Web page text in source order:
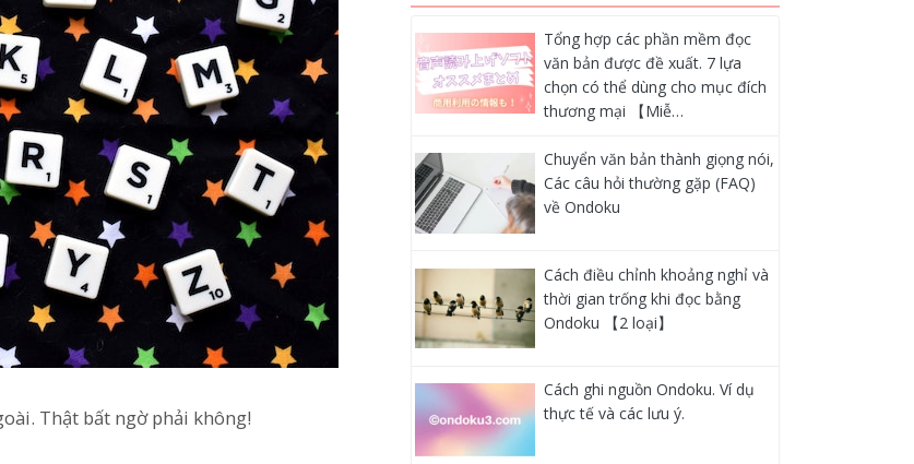
Thật bất ngờ phải không!
Tổng hợp các phần mềm đọc
văn bản được đề xuất. 7 lựa
chọn có thể dùng cho mục đích
thương mại 【Miễ…
Chuyển văn bản thành giọng nói,
Các câu hỏi thường gặp (FAQ)
về Ondoku
Cách điều chỉnh khoảng nghỉ và
thời gian trống khi đọc bằng
Ondoku 【2 loại】
Cách ghi nguồn Ondoku. Ví dụ
thực tế và các lưu ý.